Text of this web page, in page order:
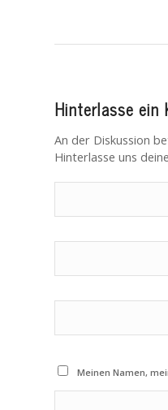
Hinterlasse ein
An der Diskussion
Hinterlasse uns
Meinen Namen,